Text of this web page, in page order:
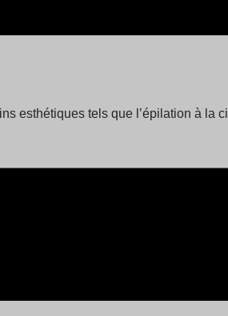
esthétiques tels que l’épilation à